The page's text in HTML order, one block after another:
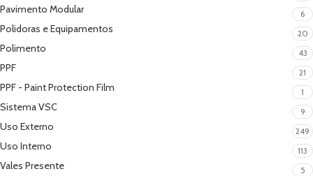
Pavimento Modular 6
Polidoras e Equipamentos 20
Polimento 43
PPF 21
PPF - Paint Protection Film 1
Sistema VSC 9
Uso Externo 249
Uso Interno 113
Vales Presente 5